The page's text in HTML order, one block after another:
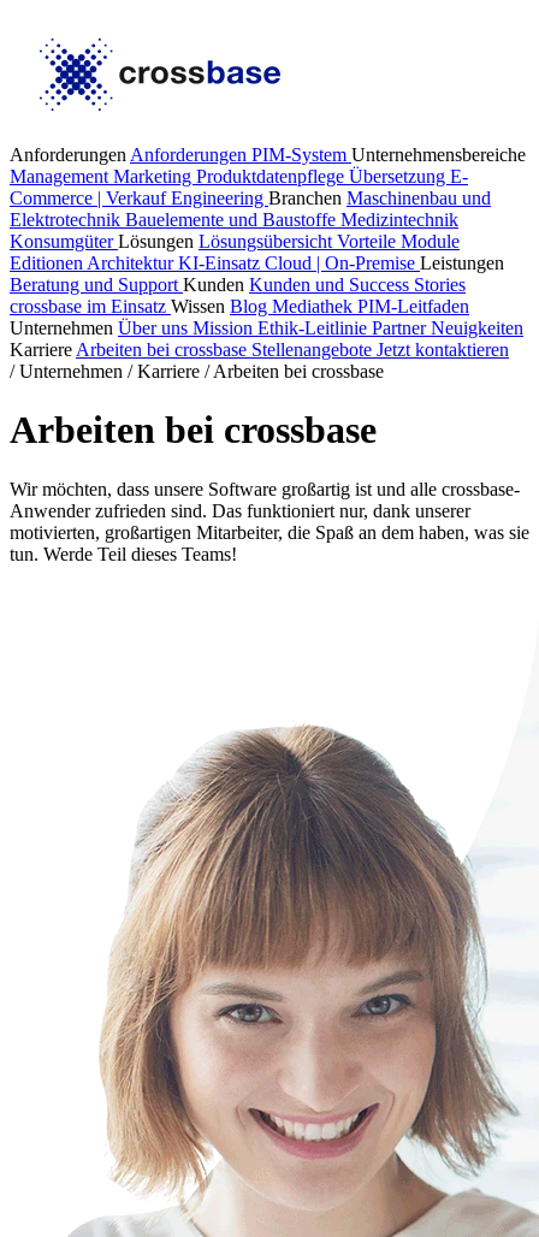
Anforderungen Anforderungen PIM-System Unternehmensbereiche
Management Marketing Produktdatenpflege Übersetzung E-
Commerce | VerkaufEngineering Branchen Maschinenbau und
Elektrotechnik Bauelemente und Baustoffe Medizintechnik
KonsumgüterLösungen Lösungsübersicht Vorteile Module
Editionen ArchitekturKI-Einsatz Cloud | On-Premise Leistungen
Beratung und Support Kunden Kunden und Success Stories
crossbase im Einsatz Wissen Blog Mediathek PIM-Leitfaden
Unternehmen Über uns Mission Ethik-Leitlinie PartnerNeuigkeiten
Karriere Arbeiten bei crossbase Stellenangebote Jetzt kontaktieren
/ Unternehmen / Karriere / Arbeiten bei crossbase
Arbeiten bei crossbase
Wir möchten, dass unsere Software großartig ist und alle crossbase-
Anwender zufrieden sind. Das funktioniert nur, dank unserer
motivierten, großartigen Mitarbeiter, die Spaß an dem haben, was sie
tun. Werde Teil dieses Teams!